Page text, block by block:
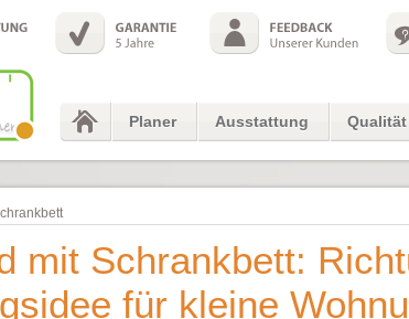
Planer Ausstattung Qualität
mit Schrankbett:
für kleine